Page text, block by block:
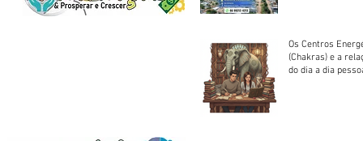
Os Centros
(Chakras) e a
do dia a dia